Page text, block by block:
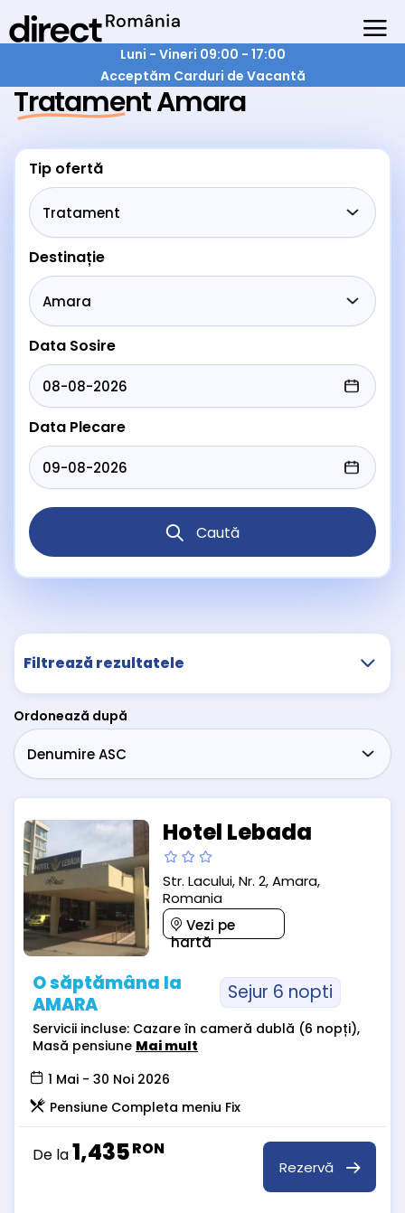
Luni - Vineri 09:00 - 17:00
Acceptăm Carduri de Vacantă
Tratament Amara
Tip ofertă
Destinație
Data Sosire
Data Plecare
Caută
Filtrează rezultatele
Ordonează după
Hotel Lebada
Str. Lacului, Nr. 2, Amara,
Romania
Vezi pe
hartă
O săptămâna la
AMARA
Sejur 6 nopti
Servicii incluse: Cazare în cameră dublă (6 nopți),
Masă pensiune Mai mult
1 Mai - 30 Noi 2026
Pensiune Completa meniu Fix
De la1,435RON
Rezervă